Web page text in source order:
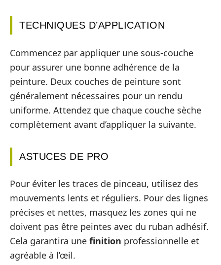
TECHNIQUES D’APPLICATION
Commencez par appliquer une sous-couche
pour assurer une bonne adhérence de la
peinture. Deux couches de peinture sont
généralement nécessaires pour un rendu
uniforme. Attendez que chaque couche sèche
complètement avant d’appliquer la suivante.
ASTUCES DE PRO
Pour éviter les traces de pinceau, utilisez des
mouvements lents et réguliers. Pour des lignes
précises et nettes, masquez les zones qui ne
doivent pas être peintes avec du ruban adhésif.
Cela garantira une finition professionnelle et
agréable à l’œil.